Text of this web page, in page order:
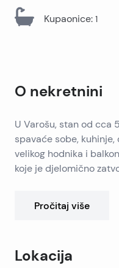
Kupaonice: 1
O nekretnini
U Varošu, stan od cca
spavaće sobe,
velikog hodnika i
koje je djelomično
iznajmljivanje.
Pročitaj više
Lokacija